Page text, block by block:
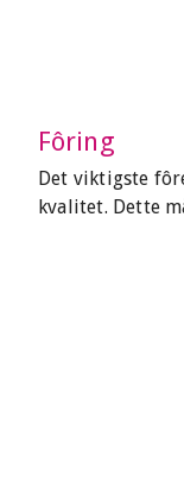
Fôring
Det viktigste
kvalitet. Dette